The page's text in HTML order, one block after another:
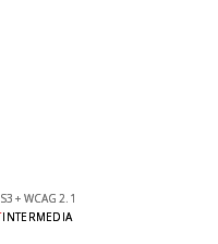
+ WCAG 2.1
INTERMEDIA